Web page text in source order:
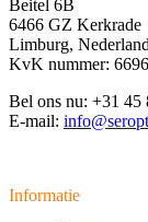
Beitel 6B
6466 GZ Kerkrade
Limburg, Nederland
KvK nummer:
Bel ons nu: +31 45
E-mail:
Informatie